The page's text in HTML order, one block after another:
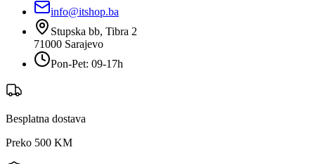
info@itshop.ba
Stupska bb, Tibra 2
71000 Sarajevo
Pon-Pet: 09-17h
Besplatna dostava
Preko 500 KM